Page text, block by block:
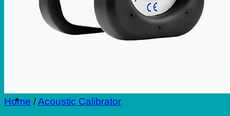
Home /Acoustic Calibrator